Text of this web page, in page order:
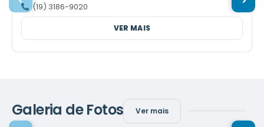
(19) 3186-9020
VER MAIS
Galeria de Fotos Ver mais
25 FESTA DO PEÃO -03